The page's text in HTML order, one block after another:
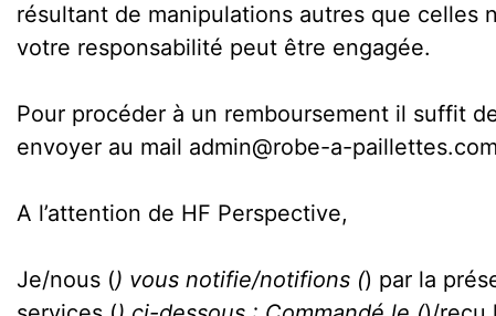
résultant de manipulations autres que celles
votre responsabilité peut être engagée.
Pour procéder à un remboursement il suffit
envoyer au mail admin@robe-a-
A l’attention de HF Perspective,
Je/nous () vous notifie/notifions () par la